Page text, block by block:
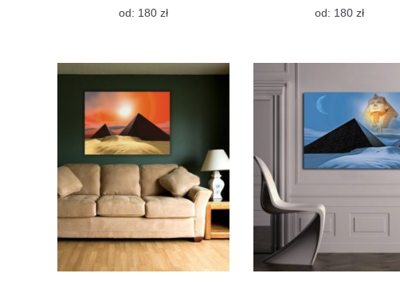
od: 180 złTen
wiele
wybrać
na
stronie
produktu
od: 180 złTen
wiele
Opcje
można
wybrać
na
stronie